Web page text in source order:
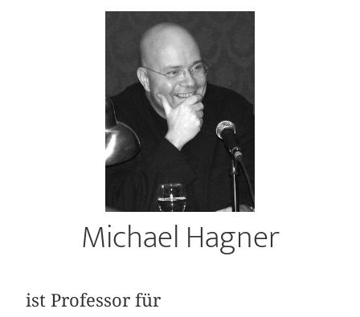
Michael Hagner
ist Professor für